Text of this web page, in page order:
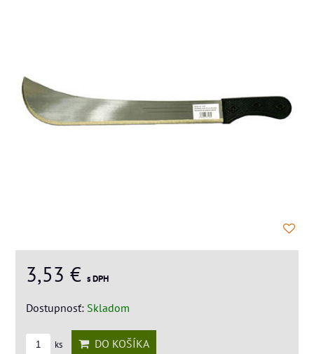
3,53 € s DPH
Dostupnosť: Skladom
ks DO KOŠÍKA